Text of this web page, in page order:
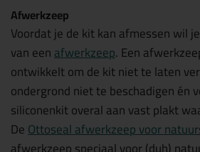
Afwerkzeep
Voordat je de kit kan afmessen wil
van eenafwerkzeep. Een
ontwikkelt om de kit niet te laten
ondergrond niet te beschadigen én
siliconenkit overal aan vast plakt
DeOttoseal afwerkzeep voor